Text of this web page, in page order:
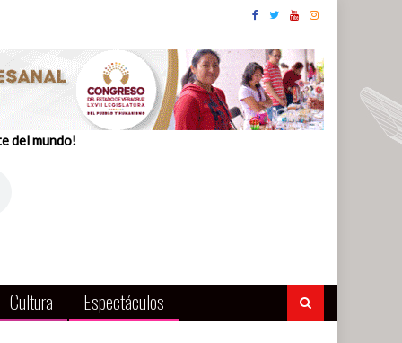
del mundo!
Cultura Espectáculos